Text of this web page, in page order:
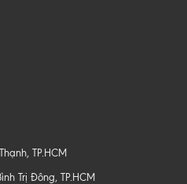
TP.HCM
Trị Đông, TP.HCM